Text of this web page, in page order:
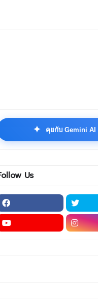
✦ คุยกับ Gemini AI
Us